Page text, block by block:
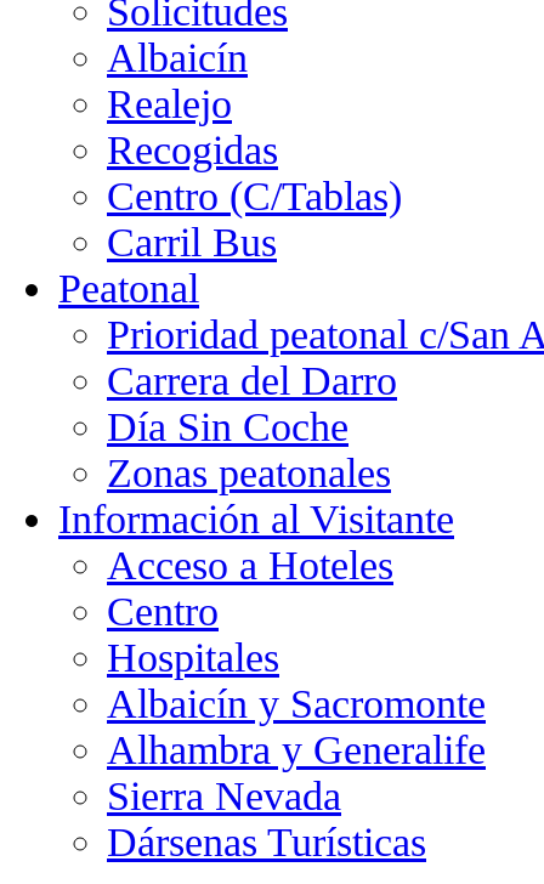
Solicitudes
Albaicín
Realejo
Recogidas
Centro (C/Tablas)
Carril Bus
Peatonal
Prioridad peatonal c/San
Carrera del Darro
Día Sin Coche
Zonas peatonales
Información al Visitante
Acceso a Hoteles
Centro
Hospitales
Albaicín y Sacromonte
Alhambra y Generalife
Sierra Nevada
Dársenas Turísticas